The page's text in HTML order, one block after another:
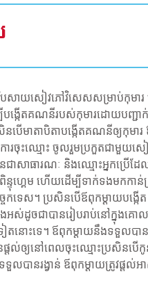
ាយសៀវភៅវិសេសសម្រាប់កុមារ
បង្កើតគណនីរបស់កុមារដោយបញ្ជាក់
ើមាតាបិតាបង្កើតគណនីឲ្យកុមា
រចុះឈ្មោះ ចូលរួមប្រកួតជាមួយសៀ
ាសាធារណៈ និងឈ្មោះអ្នកប្រើដែ
ទុហ្គេម ហើយដើម្បីទាក់ទងមកកាន់
េកទេស។ ប្រសិនបើឪពុកម្តាយបង្ក
ងអស់ដូចជាបានរៀបរាប់នៅក្នុង
តនោះទេ។ ឪពុកម្តាយ​នឹង​ទទួល​បា
ល់​ឲ្យនៅ​ពេល​ចុះ​ឈ្មោះប្រសិនបើ​កូ
លបានរង្វាន់ ឪពុកម្តាយត្រូវផ្តល់